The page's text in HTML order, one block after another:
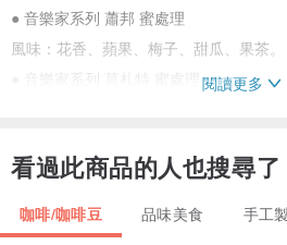
● 音樂家系列 蕭邦 蜜處理
風味：花香、蘋果、梅子、甜瓜、果茶。
● 音樂家系列 莫札特 蜜處理
風味：香檳葡萄、伯爵紅茶、哈密瓜、蘋
〖 台灣精選款 〗八款各1包
閱讀更多
看過此商品的人也搜尋了
咖啡/咖啡豆 品味美食 手工